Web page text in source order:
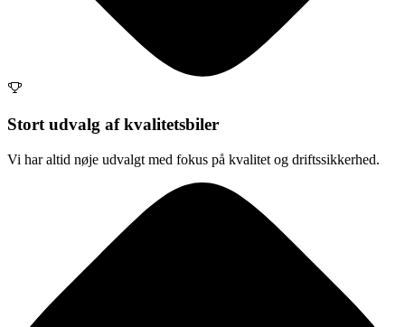
Stort udvalg af kvalitetsbiler
Vi har altid nøje udvalgt med fokus på kvalitet og driftssikkerhed.